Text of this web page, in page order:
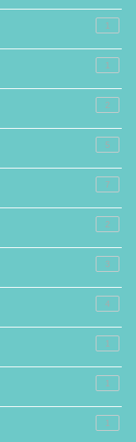
1
1
2
5
7
2
3
4
1
1
1